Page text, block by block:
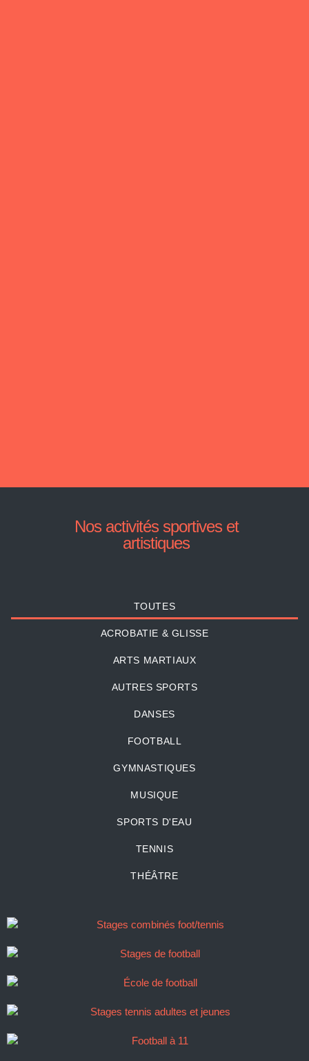
Nos activités sportives et
artistiques
TOUTES
ACROBATIE & GLISSE
ARTS MARTIAUX
AUTRES SPORTS
DANSES
FOOTBALL
GYMNASTIQUES
MUSIQUE
SPORTS D'EAU
TENNIS
THÉÂTRE